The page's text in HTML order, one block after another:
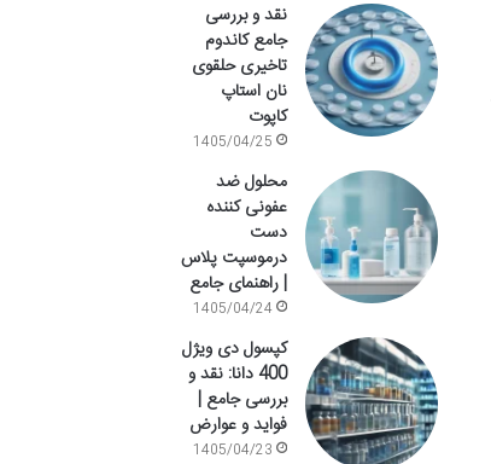
نقد و بررسی
جامع کاندوم
تاخیری حلقوی
نان استاپ
کاپوت
1405/04/25
محلول ضد
عفونی کننده
دست
درموسپت پلاس
| راهنمای جامع
1405/04/24
کپسول دی ویژل
400 دانا: نقد و
بررسی جامع |
فواید و عوارض
1405/04/23